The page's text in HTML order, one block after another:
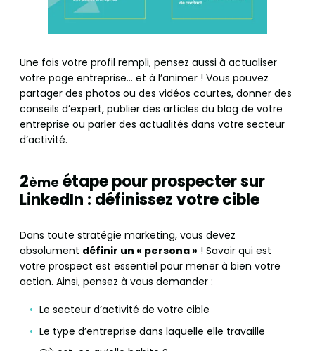
Une fois votre profil rempli, pensez aussi à actualiser
votre page entreprise… et à l’animer ! Vous pouvez
partager des photos ou des vidéos courtes, donner des
conseils d’expert, publier des articles du blog de votre
entreprise ou parler des actualités dans votre secteur
d’activité.
2ème étape pour prospecter sur
LinkedIn : définissez votre cible
Dans toute stratégie marketing, vous devez
absolument définir un « persona » ! Savoir qui est
votre prospect est essentiel pour mener à bien votre
action. Ainsi, pensez à vous demander :
Le secteur d’activité de votre cible
Le type d’entreprise dans laquelle elle travaille